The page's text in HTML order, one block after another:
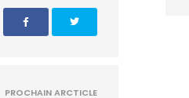
PROCHAIN ARCTICLE